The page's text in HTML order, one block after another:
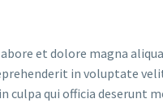
et dolore magna
in voluptate
qui officia deserunt